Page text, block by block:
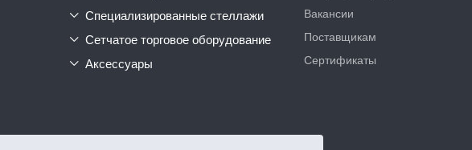
специализированные стеллажи
сетчатое торговое оборудование
аксессуары
Вакансии
Поставщикам
Сертификаты